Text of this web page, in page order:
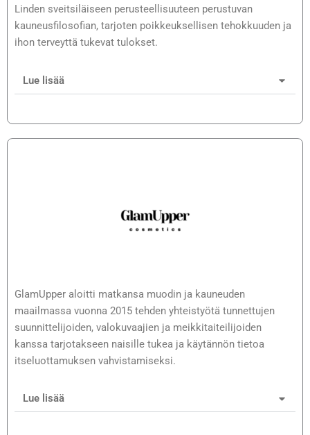
Linden sveitsiläiseen perusteellisuuteen perustuvan
kauneusfilosofian, tarjoten poikkeuksellisen tehokkuuden ja
ihon terveyttä tukevat tulokset.
Lue lisää
GlamUpper aloitti matkansa muodin ja kauneuden
maailmassa vuonna 2015 tehden yhteistyötä tunnettujen
suunnittelijoiden, valokuvaajien ja meikkitaiteilijoiden
kanssa tarjotakseen naisille tukea ja käytännön tietoa
itseluottamuksen vahvistamiseksi.
Lue lisää